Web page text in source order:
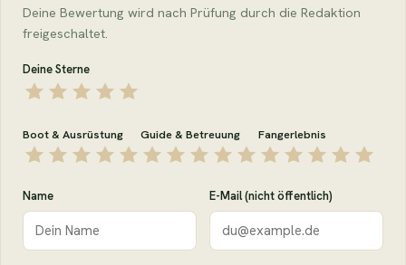
Deine Bewertung wird nach Prüfung durch die Redaktion
freigeschaltet.
Deine Sterne
Boot & Ausrüstung Guide & Betreuung Fangerlebnis
Name E-Mail (nicht öffentlich)